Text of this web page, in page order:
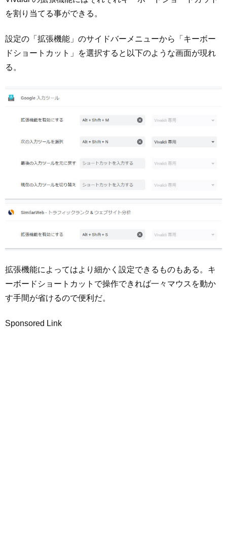
を割り当てる事ができる。
設定の「拡張機能」のサイドバーメニューから「キーボー
ドショートカット」を選択すると以下のような画面が現れ
る。
拡張機能によってはより細かく設定できるものもある。キ
ーボードショートカットで操作できれば一々マウスを動か
す手間が省けるので便利だ。
Sponsored Link